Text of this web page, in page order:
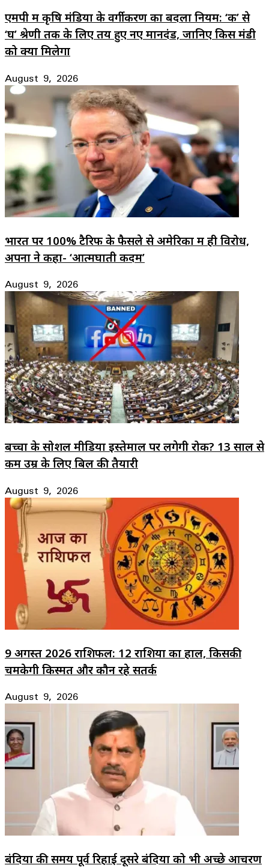
एमपी में कृषि मंडियों के वर्गीकरण का बदला नियम: ‘क’ से
‘घ’ श्रेणी तक के लिए तय हुए नए मानदंड, जानिए किस मंडी
को क्या मिलेगा
August 9, 2026
भारत पर 100% टैरिफ के फैसले से अमेरिका में ही विरोध,
अपनों ने कहा- ‘आत्मघाती कदम’
August 9, 2026
बच्चों के सोशल मीडिया इस्तेमाल पर लगेगी रोक? 13 साल से
कम उम्र के लिए बिल की तैयारी
August 9, 2026
9 अगस्त 2026 राशिफल: 12 राशियों का हाल, किसकी
चमकेगी किस्मत और कौन रहे सतर्क
August 9, 2026
बंदियों की समय पूर्व रिहाई दूसरे बंदियों को भी अच्छे आचरण